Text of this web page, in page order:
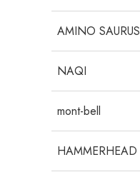
AMINO SAURUS
NAQI
mont-bell
HAMMERHEAD